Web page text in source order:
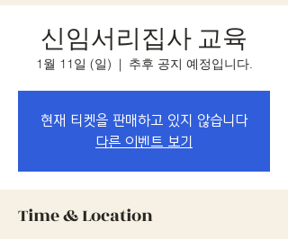
신임서리집사 교육
1월 11일 (일)
  |
추후 공지 예정입니다.
현재 티켓을 판매하고 있지 않습니다
다른 이벤트 보기
Time & Location